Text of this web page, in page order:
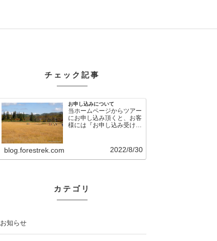
チェック記事
お申し込みについて
当ホームページからツアー
にお申し込み頂くと、お客
様には『お申し込み受け付
blog.forestrek.com 2022/8/30
カテゴリ
お知らせ